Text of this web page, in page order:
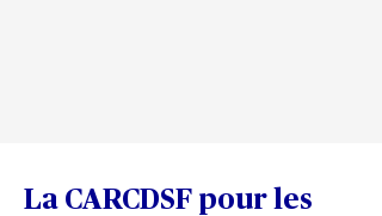
La CARCDSF pour les